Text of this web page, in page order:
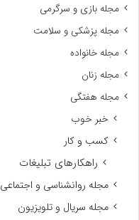
مجله بازی و سرگرمی
مجله پزشکی و سلامت
مجله خانواده
مجله زنان
مجله هفتگی
خبر خوب
کسب و کار
راهکارهای تبلیغات
مجله روانشناسی و اجتماعی
مجله سریال و تلویزیون